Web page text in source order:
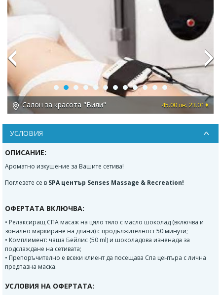
Салон за красота "Вили" 45.00 лв. 23.01 €
Previous Next
УСЛОВИЯ
ОПИСАНИЕ:
Ароматно изкушение за Вашите сетива!
Поглезете се в SPA център Senses Massage & Recreation!
ОФЕРТАТА ВКЛЮЧВА:
• Релаксиращ СПА масаж на цяло тяло с масло шоколад (включва и
зонално маркиране на длани) с продължителност 50 минути;
• Комплимент: чаша Бейлис (50 ml) и шоколадова изненада за
подслаждане на сетивата;
• Препоръчително е всеки клиент да посещава Спа центъра с лична
предпазна маска.
УСЛОВИЯ НА ОФЕРТАТА: